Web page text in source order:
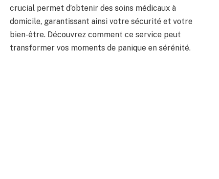
crucial permet d’obtenir des soins médicaux à
domicile, garantissant ainsi votre sécurité et votre
bien-être. Découvrez comment ce service peut
transformer vos moments de panique en sérénité.